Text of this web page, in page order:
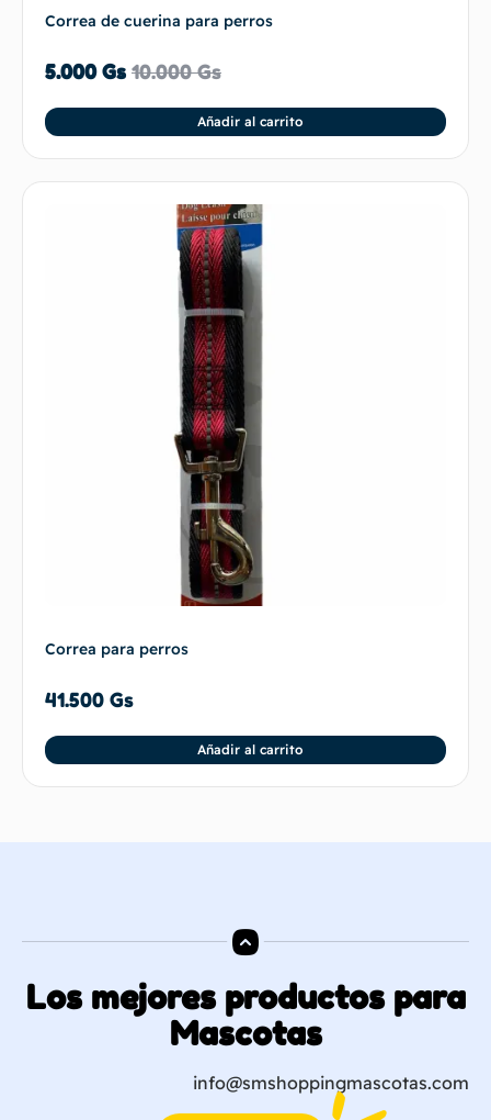
Correa de cuerina para perros
10.000Gs
5.000Gs
Añadir al carrito
Correa para perros
41.500 Gs
Añadir al carrito
Los mejores productos para
Mascotas
info@smshoppingmascotas.com